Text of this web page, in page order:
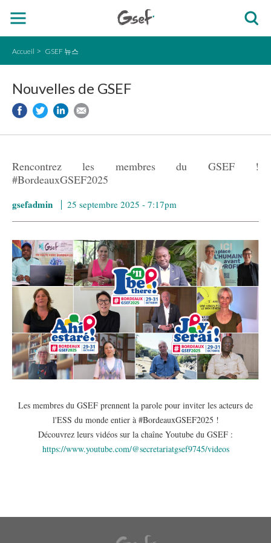
Accueil GSEF 뉴스
Nouvelles de GSEF
Rencontrez les membres du GSEF !
#BordeauxGSEF2025
gsefadmin 25 septembre 2025 - 7:17pm
BG25 Campaign Website.jpg
Les membres du GSEF prennent la parole pour inviter les acteurs de
l'ESS du monde entier à #BordeauxGSEF2025 !
Découvrez leurs vidéos sur la chaîne Youtube du GSEF :
https://www.youtube.com/@secretariatgsef9745/videos